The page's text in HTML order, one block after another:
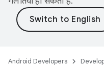
Android Developers